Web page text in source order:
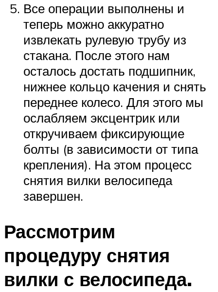
Все операции выполнены и
теперь можно аккуратно
извлекать рулевую трубу из
стакана. После этого нам
осталось достать подшипник,
нижнее кольцо качения и снять
переднее колесо. Для этого мы
ослабляем эксцентрик или
откручиваем фиксирующие
болты (в зависимости от типа
крепления). На этом процесс
снятия вилки велосипеда
завершен.
Рассмотрим
процедуру снятия
вилки с велосипеда.